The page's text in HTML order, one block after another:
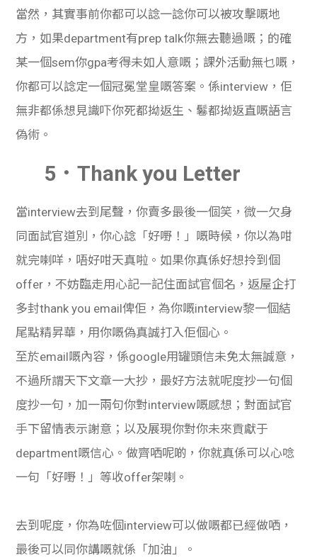
當然，其實事前你都可以諗一諗你可以被攻擊嘅地
方，如果department有prep talk你無去聽過嘅；的確
某一個sem你gpa考得未如人意嘅；課外活動無乜嘅，
你都可以諗定一個冠冕堂皇嘅答案。係interview，佢
無非都係想見識吓你死都拗返生、鬈都拗返直嘅語言
偽術。
5．Thank you Letter
當interview去到尾聲，你賣多最後一個笑，微一欠身
同面試官道別，你心諗「好嘢！」嘅時候，你以為咁
就完喇咩，唔好咁天真啦。如果你真係好想拎到個
offer，不妨臨走用心記一記住面試官個名，返屋企打
多封thank you email俾佢，為你嘅interview黎一個結
尾點精昇華，用你嘅偽真誠打入佢個心。
至於email嘅內容，係google用罐頭信未免太無誠意，
不過所謂天下文章一大抄，最好方法就呢度抄一句個
度抄一句，加一兩句你對interview嘅感想；對面試官
手下留情表示謝意；以及展現你對你未來貢獻于
department嘅信心。做齊哂呢啲，你就真係可以心唸
一句「好嘢！」等收offer架喇。
去到呢度，你為咗個interview可以做嘅都已經做哂，
最後可以同你講嘅就係「加油」。